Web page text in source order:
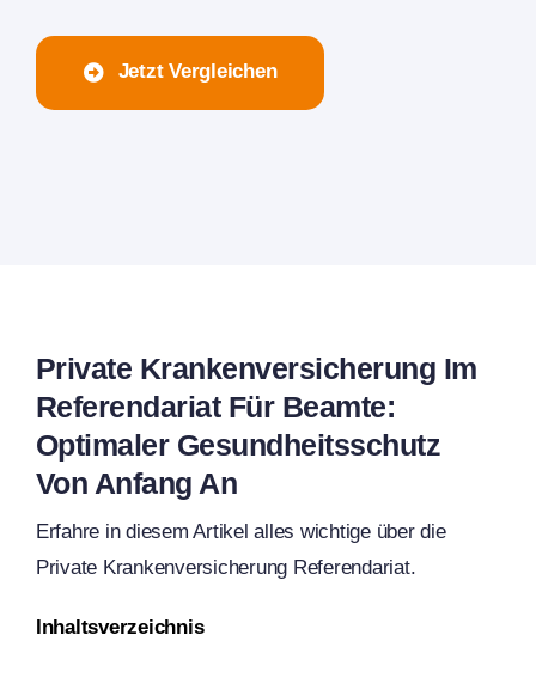
Jetzt Vergleichen
Private Krankenversicherung Im
Referendariat Für Beamte:
Optimaler Gesundheitsschutz
Von Anfang An
Erfahre in diesem Artikel alles wichtige über die
Private Krankenversicherung Referendariat.
Inhaltsverzeichnis